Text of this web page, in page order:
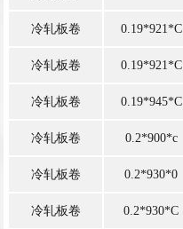
冷轧板卷 0.19*921*C
冷轧板卷 0.19*921*C
冷轧板卷 0.19*945*C
冷轧板卷 0.2*900*c
冷轧板卷 0.2*930*0
冷轧板卷 0.2*930*C